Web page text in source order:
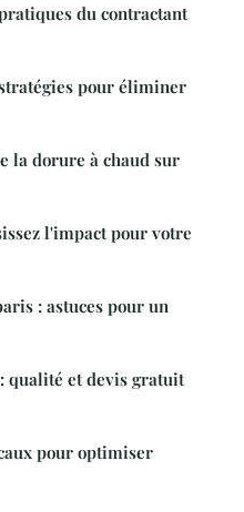
du contractant
pour éliminer
la dorure à chaud sur
l'impact pour votre
: astuces pour un
qualité et devis gratuit
pour optimiser